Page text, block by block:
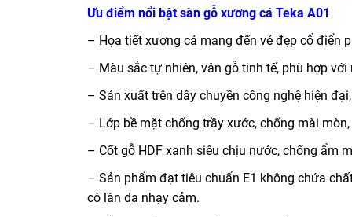
Ưu điểm nổi bật sàn gỗ xương cá Teka A01
– Họa tiết xương cá mang đến vẻ đẹp cổ điển
– Màu sắc tự nhiên, vân gỗ tinh tế, phù hợp
– Sản xuất trên dây chuyền công nghệ hiện
– Lớp bề mặt chống trầy xước, chống mài
– Cốt gỗ HDF xanh siêu chịu nước, chống ẩm
– Sản phẩm đạt tiêu chuẩn E1 không chứa
có làn da nhạy cảm.